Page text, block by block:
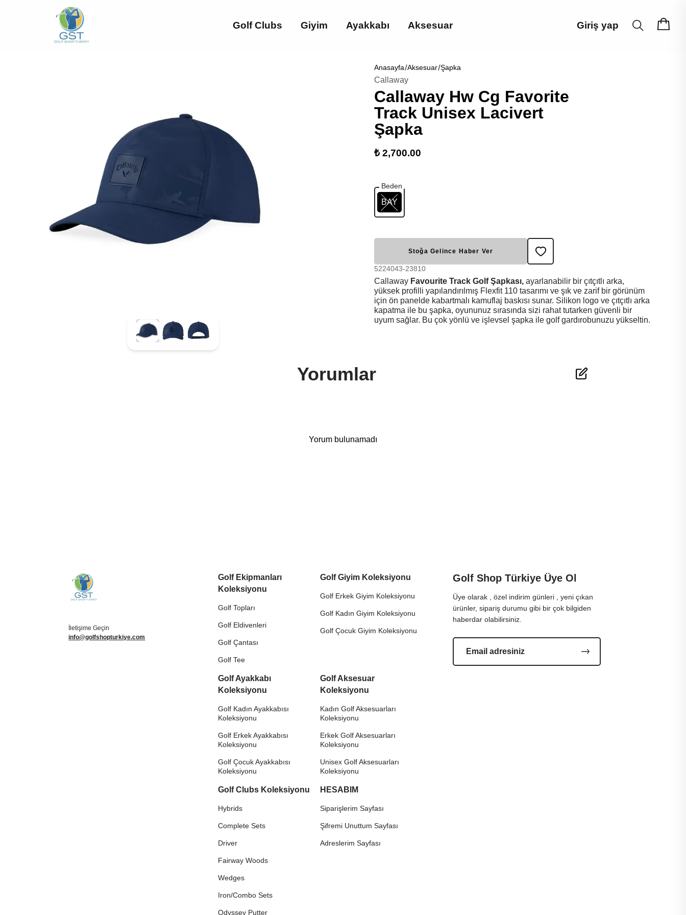
Golf Clubs Giyim Ayakkabı Aksesuar Giriş yap
Anasayfa Aksesuar Şapka
Callaway
Callaway Hw Cg Favorite
Track Unisex Lacivert
Şapka
₺ 2,700.00
Beden
BAY
Stoğa Gelince Haber Ver
5224043-23810
Callaway Favourite Track Golf Şapkası, ayarlanabilir bir çıtçıtlı arka,
yüksek profilli yapılandırılmış Flexfit 110 tasarımı ve şık ve zarif bir görünüm
için ön panelde kabartmalı kamuflaj baskısı sunar. Silikon logo ve çıtçıtlı arka
kapatma ile bu şapka, oyununuz sırasında sizi rahat tutarken güvenli bir
uyum sağlar. Bu çok yönlü ve işlevsel şapka ile golf gardırobunuzu yükseltin.
Yorumlar
Yorum bulunamadı
İletişime Geçin
info@golfshopturkiye.com
Golf Ekipmanları
Koleksiyonu
Golf Topları
Golf Eldivenleri
Golf Çantası
Golf Tee
Golf Giyim Koleksiyonu
Golf Erkek Giyim Koleksiyonu
Golf Kadın Giyim Koleksiyonu
Golf Çocuk Giyim Koleksiyonu
Golf Ayakkabı
Koleksiyonu
Golf Kadın Ayakkabısı
Koleksiyonu
Golf Erkek Ayakkabısı
Koleksiyonu
Golf Çocuk Ayakkabısı
Koleksiyonu
Golf Aksesuar
Koleksiyonu
Kadın Golf Aksesuarları
Koleksiyonu
Erkek Golf Aksesuarları
Koleksiyonu
Unisex Golf Aksesuarları
Koleksiyonu
Golf Clubs Koleksiyonu
Hybrids
Complete Sets
Driver
Fairway Woods
Wedges
Iron/Combo Sets
Odyssey Putter
HESABIM
Siparişlerim Sayfası
Şifremi Unuttum Sayfası
Adreslerim Sayfası
Golf Shop Türkiye Üye Ol
Üye olarak , özel indirim günleri , yeni çıkan
ürünler, sipariş durumu gibi bir çok bilgiden
haberdar olabilirsiniz.